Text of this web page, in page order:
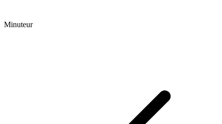
Minuteur